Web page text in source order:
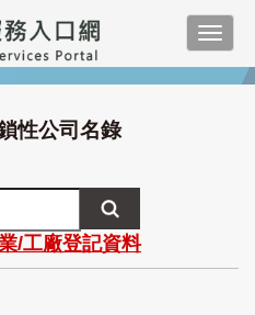
性公司名錄
/工廠登記資料